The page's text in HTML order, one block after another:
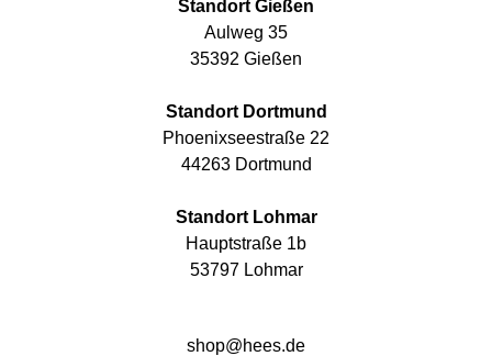
Standort Gießen
Aulweg 35
35392 Gießen
Standort Dortmund
Phoenixseestraße 22
44263 Dortmund
Standort Lohmar
Hauptstraße 1b
53797 Lohmar
shop@hees.de